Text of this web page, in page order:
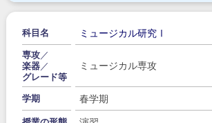
科目名 ミュージカル研究Ⅰ
専攻／
楽器／
グレード等
ミュージカル専攻
学期 春学期